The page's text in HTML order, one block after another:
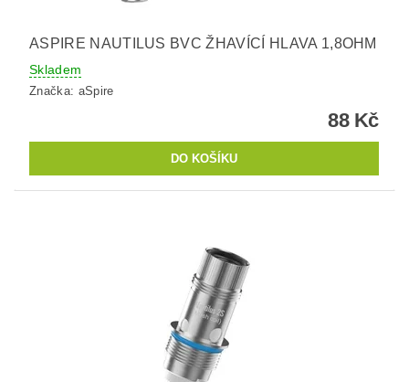
ASPIRE NAUTILUS BVC ŽHAVÍCÍ HLAVA 1,8OHM
Skladem
Značka: aSpire
88 Kč